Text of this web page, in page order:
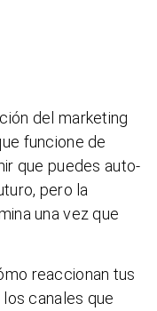
del marketing
funcione de
que puedes auto-
pero la
una vez que
reaccionan tus
canales que